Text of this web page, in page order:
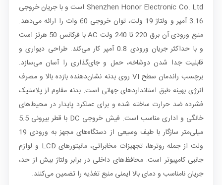
Shenzhen Honor Electronic Co. Ltd است و با جریان خروجی
3.16 آمپر و ولتاژ 19 ولت، توان خروجی 60 وات را ارائه می‌دهد.
منبع ورودی آن برق 220 تا 240 ولت AC با فرکانس 50 هرتز است
و با حداکثر جریان ورودی 0.8 آمپر کار می‌کند. طراحی دیواری و
قابلیت جدا شدن دوشاخه، حمل و جای‌گذاری را آسان می‌سازد.
برچسب راندمان سطح VI روی بدنه نشان‌دهنده بازده بالا و مصرف
انرژی بهینه طبق استانداردهای جهانی است. بدنه مقاوم از پلاستیک
فشرده ضد حرارت ساخته شده و برای عملکرد پایدار در محیط‌های
خانگی و اداری مناسب است. فیش خروجی DC با قطر بیرونی 5.5
میلی‌متر سازگار با طیف وسیعی از دستگاه‌های مجهز به ورودی 19
ولت از جمله روترها، تجهیزات مخابراتی، مانیتورهای LCD و لوازم
جانبی کامپیوتر است. محافظ‌های داخلی در برابر ولتاژ بیش از حد،
جریان نامناسب و دمای بالا ایمنی منبع تغذیه را تضمین می‌کنند.